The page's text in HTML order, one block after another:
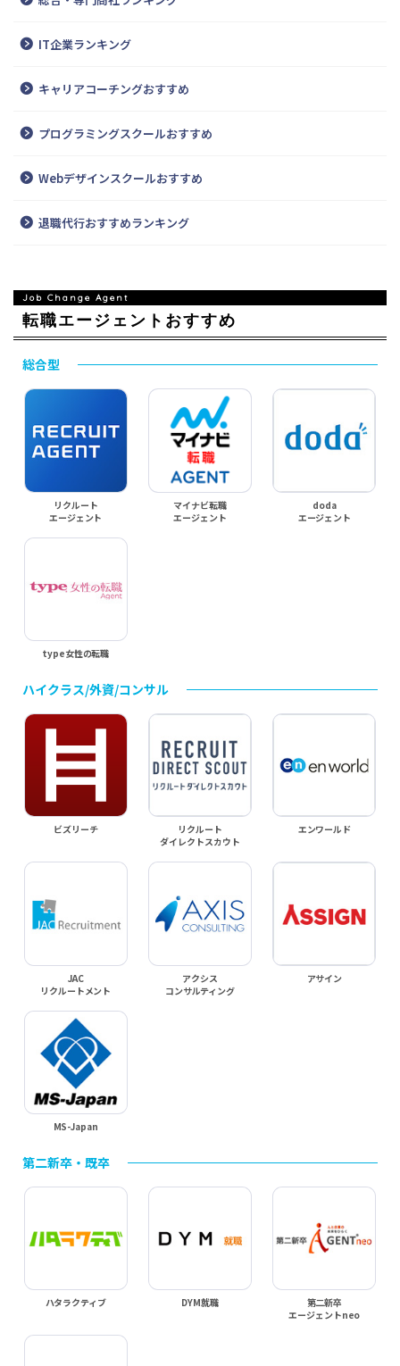
IT企業ランキング
キャリアコーチングおすすめ
プログラミングスクールおすすめ
Webデザインスクールおすすめ
退職代行おすすめランキング
転職エージェントおすすめ
総合型
リクルート
エージェント
マイナビ転職
エージェント
doda
エージェント
type女性の転職
ハイクラス/外資/コンサル
ビズリーチ
リクルート
ダイレクトスカウト
エンワールド
JAC
リクルートメント
アクシス
コンサルティング
アサイン
MS-Japan
第二新卒・既卒
ハタラクティブ DYM就職
第二新卒
エージェントneo